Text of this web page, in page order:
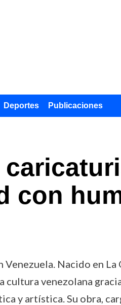
Deportes Publicaciones
con
Nacido en La
venezolana
y artística. Su obra,